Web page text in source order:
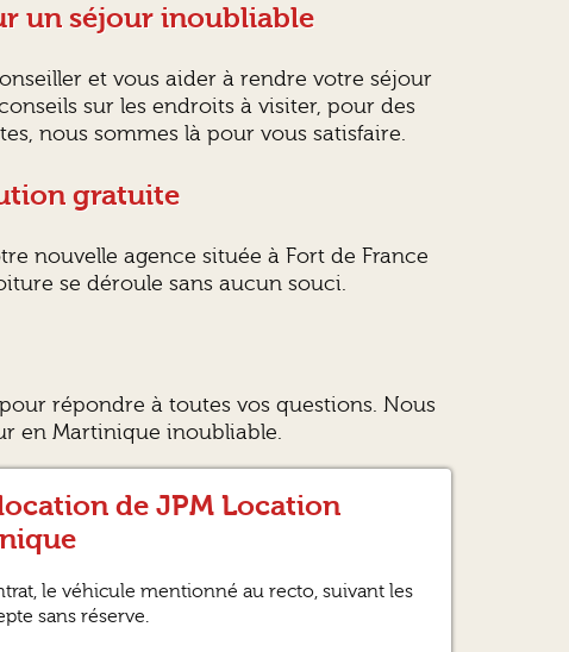
un séjour inoubliable
et vous aider à rendre votre séjour
sur les endroits à visiter, pour des
nous sommes là pour vous satisfaire.
gratuite
nouvelle agence située à Fort de France
se déroule sans aucun souci.
répondre à toutes vos questions. Nous
en Martinique inoubliable.
de JPM Location
le véhicule mentionné au recto, suivant les
sans réserve.